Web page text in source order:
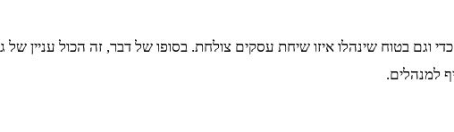
וגם בטוח שינהלו איזו שיחת עסקים צולחת. בסופו של דבר, זה הכול עניין
למנהלים.